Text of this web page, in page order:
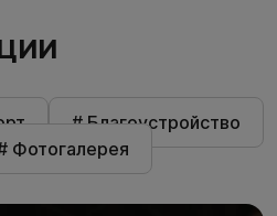
# Благоустройство
Фотогалерея